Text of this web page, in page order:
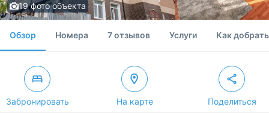
19 фото объекта
Обзор Номера 7 отзывов Услуги Как
Забронировать На карте Поделиться